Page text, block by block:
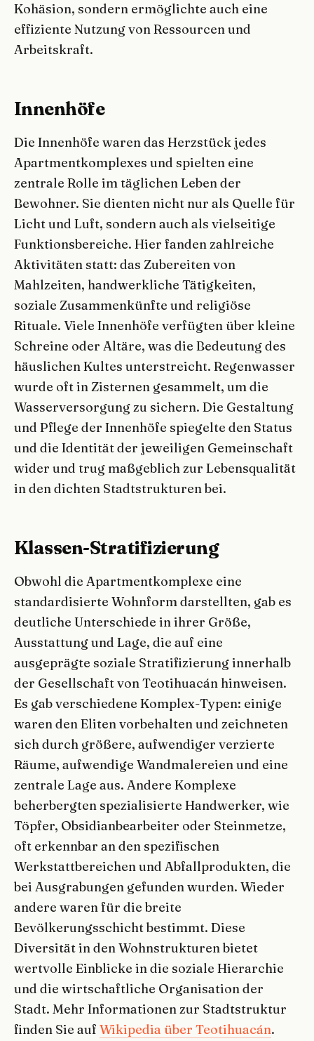
Kohäsion, sondern ermöglichte auch eine
effiziente Nutzung von Ressourcen und
Arbeitskraft.
Innenhöfe
Die Innenhöfe waren das Herzstück jedes
Apartmentkomplexes und spielten eine
zentrale Rolle im täglichen Leben der
Bewohner. Sie dienten nicht nur als Quelle für
Licht und Luft, sondern auch als vielseitige
Funktionsbereiche. Hier fanden zahlreiche
Aktivitäten statt: das Zubereiten von
Mahlzeiten, handwerkliche Tätigkeiten,
soziale Zusammenkünfte und religiöse
Rituale. Viele Innenhöfe verfügten über kleine
Schreine oder Altäre, was die Bedeutung des
häuslichen Kultes unterstreicht. Regenwasser
wurde oft in Zisternen gesammelt, um die
Wasserversorgung zu sichern. Die Gestaltung
und Pflege der Innenhöfe spiegelte den Status
und die Identität der jeweiligen Gemeinschaft
wider und trug maßgeblich zur Lebensqualität
in den dichten Stadtstrukturen bei.
Klassen-Stratifizierung
Obwohl die Apartmentkomplexe eine
standardisierte Wohnform darstellten, gab es
deutliche Unterschiede in ihrer Größe,
Ausstattung und Lage, die auf eine
ausgeprägte soziale Stratifizierung innerhalb
der Gesellschaft von Teotihuacán hinweisen.
Es gab verschiedene Komplex-Typen: einige
waren den Eliten vorbehalten und zeichneten
sich durch größere, aufwendiger verzierte
Räume, aufwendige Wandmalereien und eine
zentrale Lage aus. Andere Komplexe
beherbergten spezialisierte Handwerker, wie
Töpfer, Obsidianbearbeiter oder Steinmetze,
oft erkennbar an den spezifischen
Werkstattbereichen und Abfallprodukten, die
bei Ausgrabungen gefunden wurden. Wieder
andere waren für die breite
Bevölkerungsschicht bestimmt. Diese
Diversität in den Wohnstrukturen bietet
wertvolle Einblicke in die soziale Hierarchie
und die wirtschaftliche Organisation der
Stadt. Mehr Informationen zur Stadtstruktur
finden Sie auf Wikipedia über Teotihuacán.